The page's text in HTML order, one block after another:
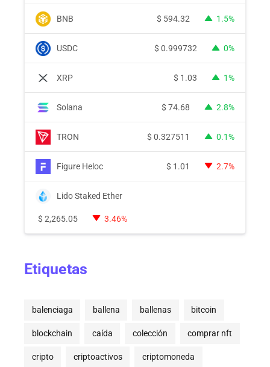
BNB $ 594.32 1.5%
USDC $ 0.999732 0%
XRP $ 1.03 1%
Solana $ 74.68 2.8%
TRON $ 0.327511 0.1%
Figure Heloc $ 1.01 2.7%
Lido Staked Ether
$ 2,265.05 3.46%
Etiquetas
balenciaga ballena ballenas bitcoin
blockchain caída colección comprar nft
cripto criptoactivos criptomoneda